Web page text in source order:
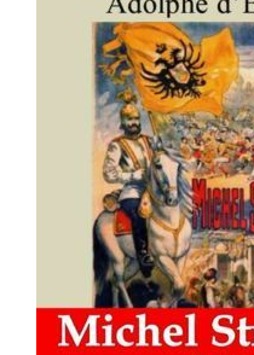
AJOUTER AU PANIER